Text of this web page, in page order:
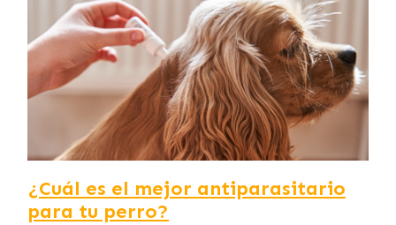
¿Cuál es el mejor antiparasitario
para tu perro?